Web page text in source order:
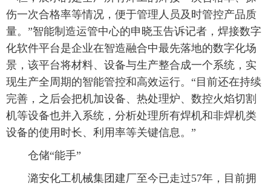
伤一次合格率等情况，便于管理人员及时管控产品质
量。”智能制造运管中心的申晓玉告诉记者，焊接数字
化软件平台是企业在智造融合中最先落地的数字化场
景，该平台将材料、设备与生产整合成一个系统，实
现生产全周期的智能管控和高效运行。“目前还在持续
完善，之后会把机加设备、热处理炉、数控火焰切割
机等设备也并入系统，分析处理所有焊机和非焊机类
设备的使用时长、利用率等关键信息。”
仓储“能手”
潞安化工机械集团建厂至今已走过57年，目前拥